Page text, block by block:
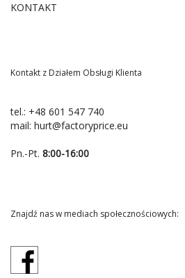
KONTAKT
Kontakt z Działem Obsługi Klienta
tel.: +48 601 547 740
mail: hurt@factoryprice.eu
Pn.-Pt. 8:00-16:00
Znajdź nas w mediach społecznościowych: